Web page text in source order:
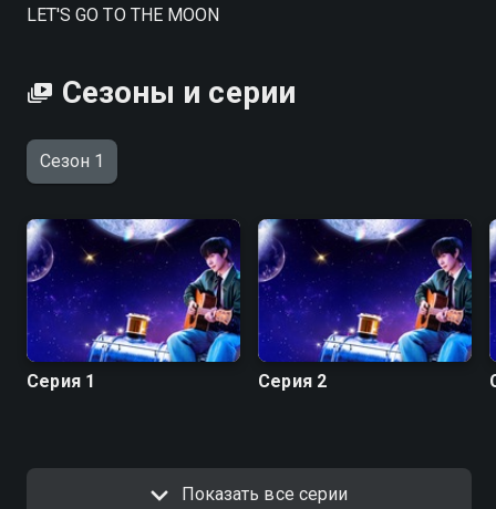
LET'S GO TO THE MOON
Сезоны и серии
Сезон 1
Серия 1 Серия 2
Показать все серии